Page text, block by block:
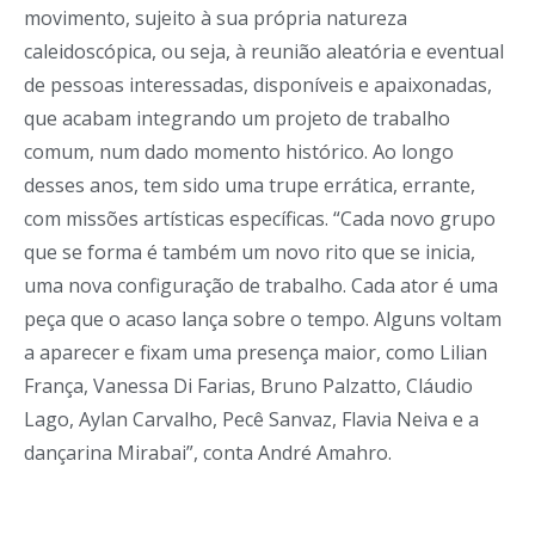
movimento, sujeito à sua própria natureza
caleidoscópica, ou seja, à reunião aleatória e eventual
de pessoas interessadas, disponíveis e apaixonadas,
que acabam integrando um projeto de trabalho
comum, num dado momento histórico. Ao longo
desses anos, tem sido uma trupe errática, errante,
com missões artísticas específicas. “Cada novo grupo
que se forma é também um novo rito que se inicia,
uma nova configuração de trabalho. Cada ator é uma
peça que o acaso lança sobre o tempo. Alguns voltam
a aparecer e fixam uma presença maior, como Lilian
França, Vanessa Di Farias, Bruno Palzatto, Cláudio
Lago, Aylan Carvalho, Pecê Sanvaz, Flavia Neiva e a
dançarina Mirabai”, conta André Amahro.